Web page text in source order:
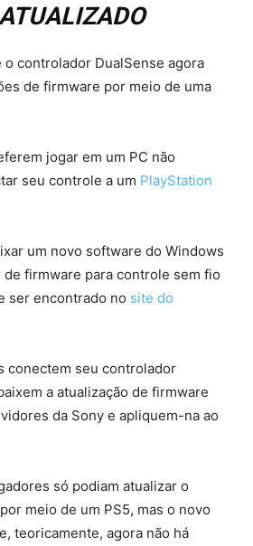
o controlador DualSense agora
de firmware por meio de uma
jogar em um PC não
seu controle a um PlayStation
um novo software do Windows
de firmware para controle sem fio
ser encontrado no site do
conectem seu controlador
a atualização de firmware
da Sony e apliquem-na ao
só podiam atualizar o
meio de um PS5, mas o novo
teoricamente, agora não há